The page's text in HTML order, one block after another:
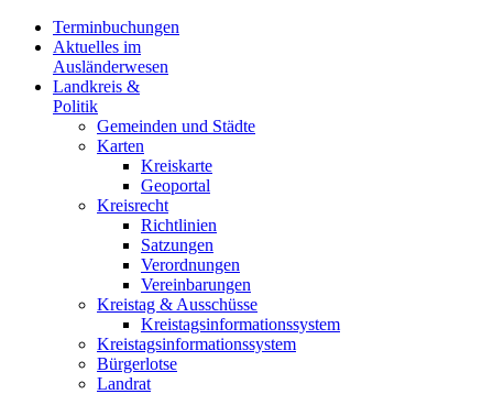
Terminbuchungen
Aktuelles im
Ausländerwesen
Landkreis &
Politik
Gemeinden und Städte
Karten
Kreiskarte
Geoportal
Kreisrecht
Richtlinien
Satzungen
Verordnungen
Vereinbarungen
Kreistag & Ausschüsse
Kreistagsinformationssystem
Kreistagsinformationssystem
Bürgerlotse
Landrat